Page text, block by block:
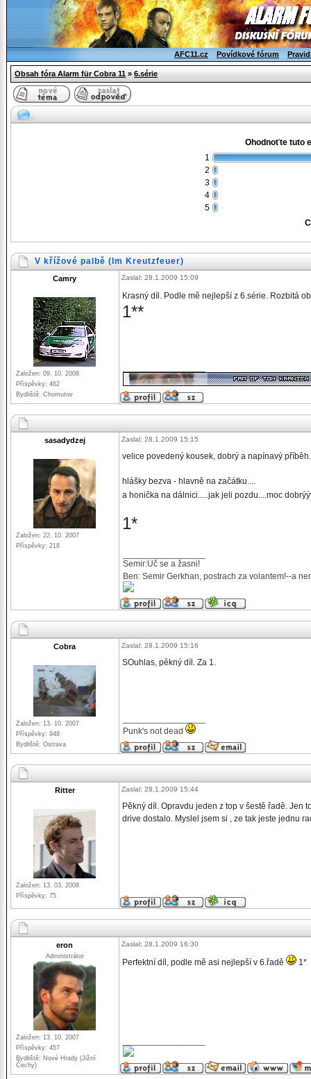
AFC11.cz Povídkové fórum
Obsah fóra Alarm für Cobra 11 » 6.série
Ohodnoťte tuto
1
2
3
4
5
V křížové palbě (Im Kreutzfeuer)
Camry
Založen: 09. 10. 2008
Příspěvky: 462
Bydliště: Chomutov
Zaslal: 28.1.2009 15:09
Krasný díl. Podle mě nejlepší z 6.série. Rozbitá
1**
sasadydzej
Založen: 22. 10. 2007
Příspěvky: 218
Zaslal: 28.1.2009 15:15
velice povedený kousek, dobrý a napínavý
hlášky bezva - hlavně na začátku....
a honička na dálnici.....jak jeli pozdu....moc
1*
Semir:Uč se a žasni!
Ben: Semir Gerkhan, postrach za volantem!--a
Cobra
Založen: 13. 10. 2007
Příspěvky: 948
Bydliště: Ostrava
Zaslal: 28.1.2009 15:16
SOuhlas, pěkný díl. Za 1.
Punk's not dead
Ritter
Založen: 13. 03. 2008
Příspěvky: 75
Zaslal: 28.1.2009 15:44
Pěkný díl. Opravdu jeden z top v šestě řadě. Jen
drive dostalo. Myslel jsem si , ze tak jeste jednu
eron
Administrátor
Založen: 13. 10. 2007
Příspěvky: 457
Bydliště: Nové Hrady (Jižní
Čechy)
Zaslal: 28.1.2009 16:30
Perfektní díl, podle mě asi nejlepší v 6.řadě 1*